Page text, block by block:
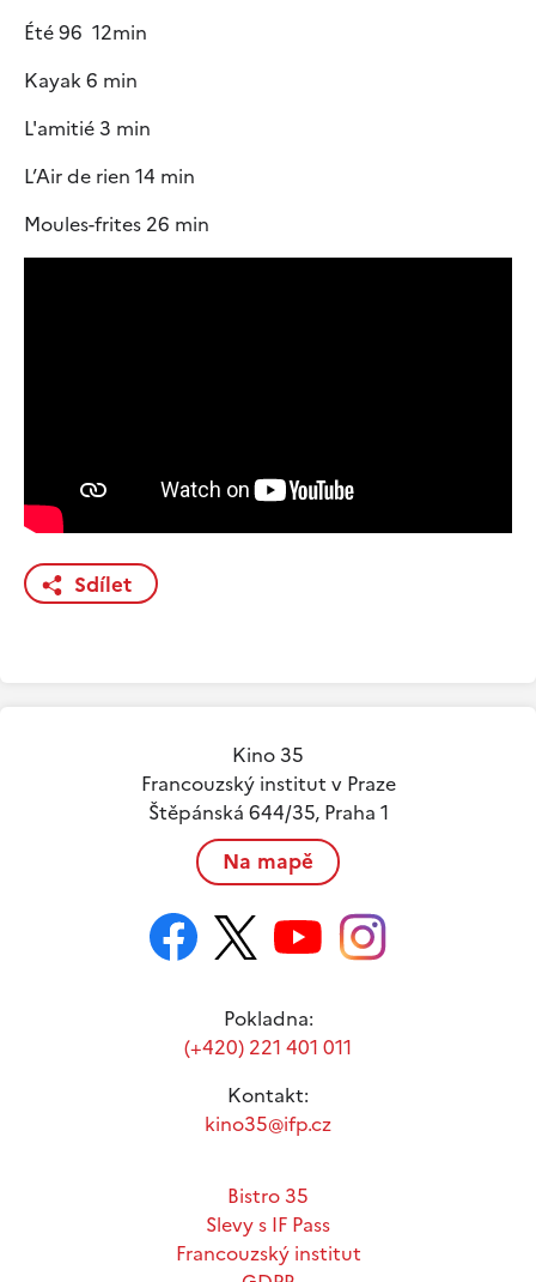
Été 96 12min
Kayak 6 min
L'amitié 3 min
L’Air de rien 14 min
Moules-frites 26 min
Sdílet
Kino 35
Francouzský institut v Praze
Štěpánská 644/35, Praha 1
Na mapě
Pokladna:
(+420) 221 401 011
Kontakt:
kino35@ifp.cz
Bistro 35
Slevy s IF Pass
Francouzský institut